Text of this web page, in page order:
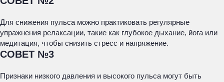
Для снижения пульса можно практиковать регулярные
упражнения релаксации, такие как глубокое дыхание, йога или
медитация, чтобы снизить стресс и напряжение.
СОВЕТ №3
Признаки низкого давления и высокого пульса могут быть